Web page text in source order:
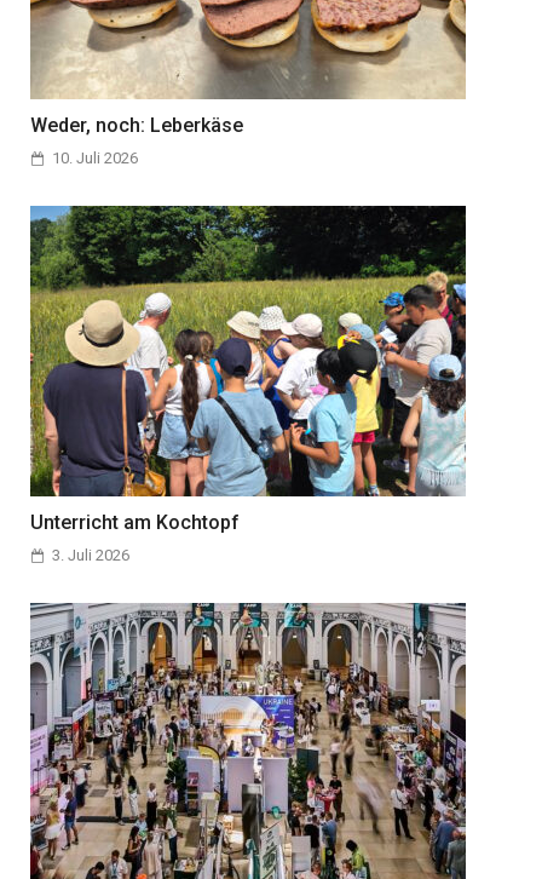
Weder, noch: Leberkäse
10. Juli 2026
Unterricht am Kochtopf
3. Juli 2026